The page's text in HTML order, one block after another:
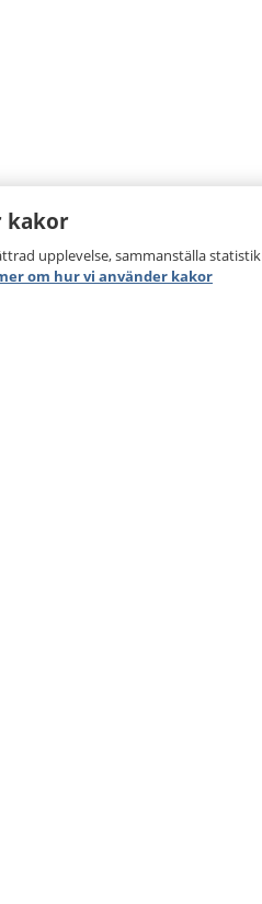
kakor
upplevelse, sammanställa
om hur vi använder kakor